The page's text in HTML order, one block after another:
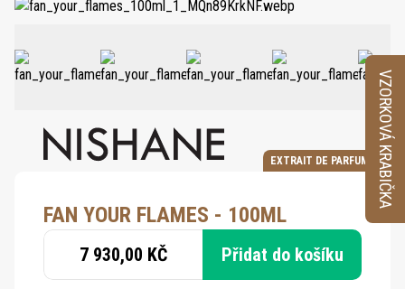
EXTRAIT DE PARFUM
FAN YOUR FLAMES - 100ML
7 930,00 KČ Přidat do košíku
VZORKOVÁ KRABIČKA